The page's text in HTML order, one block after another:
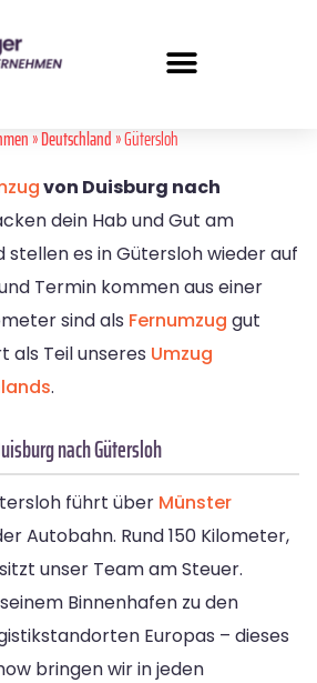
»Deutschland» Gütersloh
von Duisburg nach
dein Hab und Gut am
stellen es in Gütersloh wieder auf
Termin kommen aus einer
sind als Fernumzug gut
als Teil unseres Umzug
.
nach Gütersloh
führt über Münster
Autobahn. Rund 150 Kilometer,
unser Team am Steuer.
Binnenhafen zu den
Europas – dieses
bringen wir in jeden